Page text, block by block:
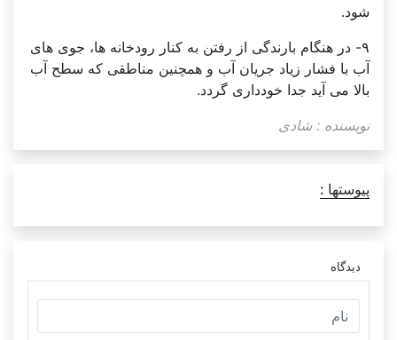
شود.
۹- در هنگام بارندگی از رفتن به کنار رودخانه ها، جوی های
آب با فشار زیاد جریان آب و همچنین مناطقی که سطح آب
بالا می آید جدا خودداری گردد.
نویسنده : شادی
پیوستها :
دیدگاه